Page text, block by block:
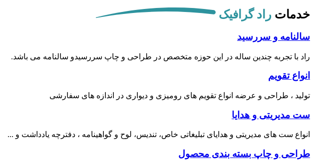
خدمات راد گرافیک
سالنامه و سررسید
راد با تجربه چندین ساله در این حوزه متخصص در طراحی و چاپ سررسیدو سالنامه می باشد.
انواع تقویم
تولید ، طراحی و عرضه انواع تقویم های رومیزی و دیواری در اندازه های سفارشی
ست مدیریتی و هدایا
انواع ست های مدیریتی و هدایای تبلیغاتی خاص، تندیس، لوح و گواهینامه ، دفترچه یادداشت و ...
طراحی و چاپ بسته بندی محصول